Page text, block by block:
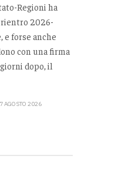
Regioni ha
rientro 2026-
e forse anche
con una firma
dopo, il
AGOSTO 2026